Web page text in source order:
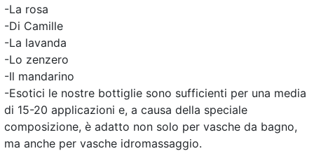
-La rosa
-Di Camille
-La lavanda
-Lo zenzero
-Il mandarino
-Esotici le nostre bottiglie sono sufficienti per una media
di 15-20 applicazioni e, a causa della speciale
composizione, è adatto non solo per vasche da bagno,
ma anche per vasche idromassaggio.